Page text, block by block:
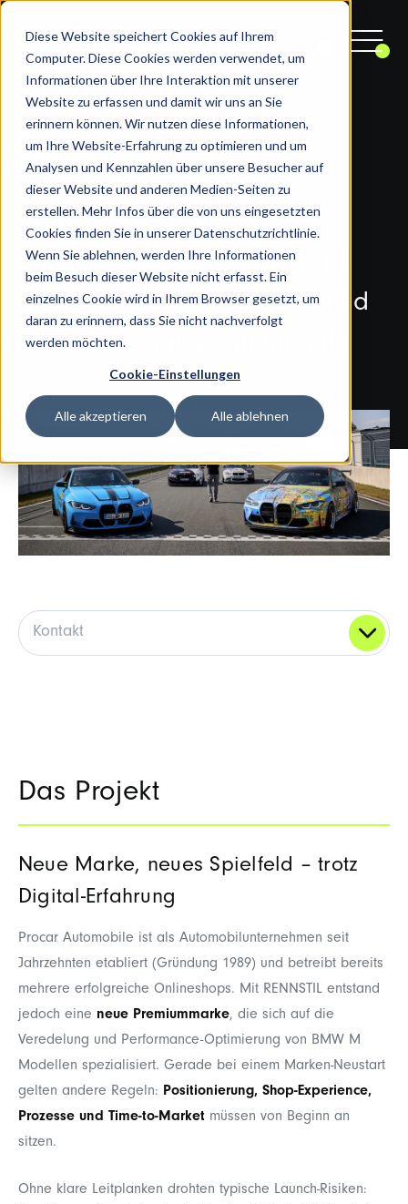
Diese Website speichert Cookies auf Ihrem
Computer. Diese Cookies werden verwendet, um
Informationen über Ihre Interaktion mit unserer
Website zu erfassen und damit wir uns an Sie
erinnern können. Wir nutzen diese Informationen,
um Ihre Website-Erfahrung zu optimieren und um
Analysen und Kennzahlen über unsere Besucher auf
dieser Website und anderen Medien-Seiten zu
erstellen. Mehr Infos über die von uns eingesetzten
Cookies finden Sie in unserer Datenschutzrichtlinie.
Wenn Sie ablehnen, werden Ihre Informationen
beim Besuch dieser Website nicht erfasst. Ein
einzelnes Cookie wird in Ihrem Browser gesetzt, um
daran zu erinnern, dass Sie nicht nachverfolgt
werden möchten.
Cookie-Einstellungen
Alle akzeptieren Alle ablehnen
Online kaufen, vor Ort
einbauen lassen – RENNSTIL
verbindet B2C-Commerce und
Werkstattservice auf Shopify
Kontakt
Das Projekt
Neue Marke, neues Spielfeld – trotz
Digital‑Erfahrung
Procar Automobile ist als Automobilunternehmen seit
Jahrzehnten etabliert (Gründung 1989) und betreibt bereits
mehrere erfolgreiche Onlineshops. Mit RENNSTIL entstand
jedoch eine neue Premiummarke, die sich auf die
Veredelung und Performance-Optimierung von BMW M
Modellen spezialisiert. Gerade bei einem Marken‑Neustart
gelten andere Regeln: Positionierung, Shop‑Experience,
Prozesse und Time‑to‑Market müssen von Beginn an
sitzen.
Ohne klare Leitplanken drohten typische Launch‑Risiken: